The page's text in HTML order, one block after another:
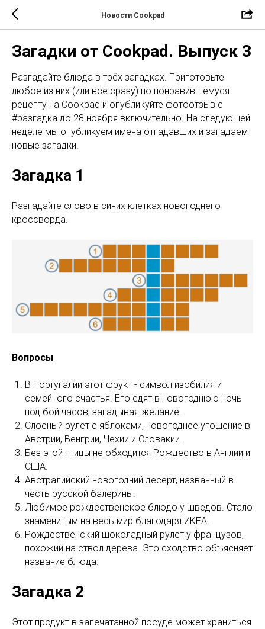
Новости Cookpad
Загадки от Cookpad. Выпуск 3
Разгадайте блюда в трёх загадках. Приготовьте
любое из них (или все сразу) по понравившемуся
рецепту на Cookpad и опубликуйте фотоотзыв с
#разгадка до 28 ноября включительно. На следующей
неделе мы опубликуем имена отгадавших и загадаем
новые загадки.
Загадка 1
Разгадайте слово в синих клетках новогоднего
кроссворда.
Вопросы
В Португалии этот фрукт - символ изобилия и
семейного счастья. Его едят в новогоднюю ночь
под бой часов, загадывая желание.
Слоеный рулет с яблоками, новогоднее угощение в
Австрии, Венгрии, Чехии и Словакии.
Без этой птицы не обходится Рождество в Англии и
США.
Австралийский новогодний десерт, названный в
честь русской балерины.
Любимое рождественское блюдо у шведов. Стало
знаменитым на весь мир благодаря ИКЕА.
Рождественский шоколадный рулет у французов,
похожий на ствол дерева. Это сходство объясняет
название блюда.
Загадка 2
Этот продукт в запечатанной посуде может храниться